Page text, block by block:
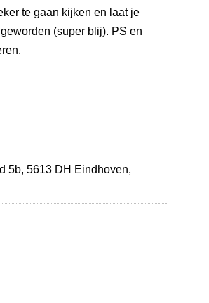
te gaan kijken en laat je
(super blij). PS en
5b, 5613 DH Eindhoven,